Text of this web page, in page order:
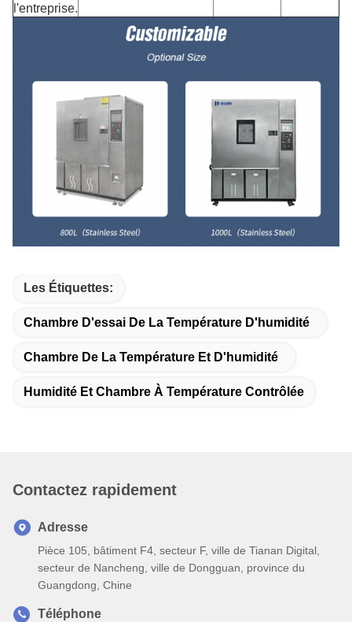
l'entreprise.
Les Étiquettes:
Chambre D'essai De La Température D'humidité
Chambre De La Température Et D'humidité
Humidité Et Chambre À Température Contrôlée
Contactez rapidement
Adresse
Pièce 105, bâtiment F4, secteur F, ville de Tianan Digital,
secteur de Nancheng, ville de Dongguan, province du
Guangdong, Chine
Téléphone